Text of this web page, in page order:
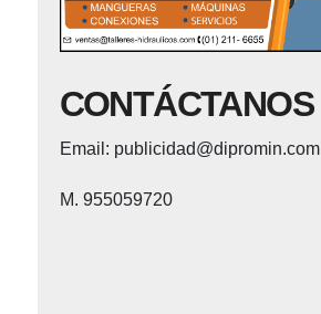
CONTÁCTANOS
Email: publicidad@dipromin.com
M. 955059720